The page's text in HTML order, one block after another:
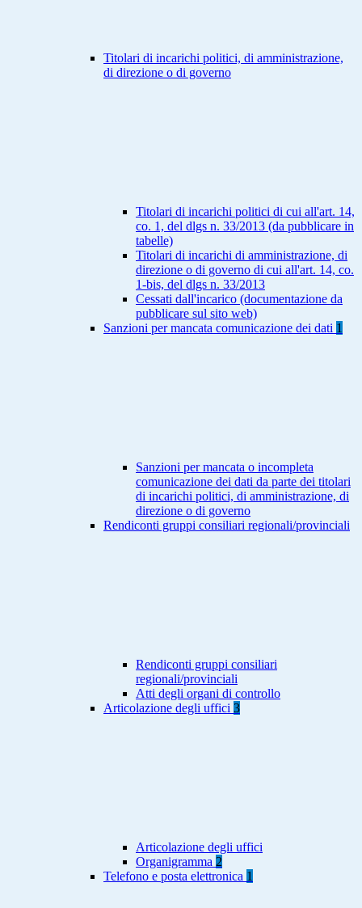
Titolari di incarichi politici, di amministrazione,
di direzione o di governo
Titolari di incarichi politici di cui all'art. 14,
co. 1, del dlgs n. 33/2013 (da pubblicare in
tabelle)
Titolari di incarichi di amministrazione, di
direzione o di governo di cui all'art. 14, co.
1-bis, del dlgs n. 33/2013
Cessati dall'incarico (documentazione da
pubblicare sul sito web)
Sanzioni per mancata comunicazione dei dati 1
Sanzioni per mancata o incompleta
comunicazione dei dati da parte dei titolari
di incarichi politici, di amministrazione, di
direzione o di governo
Rendiconti gruppi consiliari regionali/provinciali
Rendiconti gruppi consiliari
regionali/provinciali
Atti degli organi di controllo
Articolazione degli uffici 3
Articolazione degli uffici
Organigramma 2
Telefono e posta elettronica 1